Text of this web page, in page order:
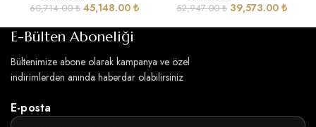
60,714.00₺ 45,148.00 ₺
52,947.00₺ 39,573.00 ₺
E-Bülten Aboneliği
Bültenimize abone olarak kampanya ve özel
indirimlerden anında haberdar olabilirsiniz
E-posta